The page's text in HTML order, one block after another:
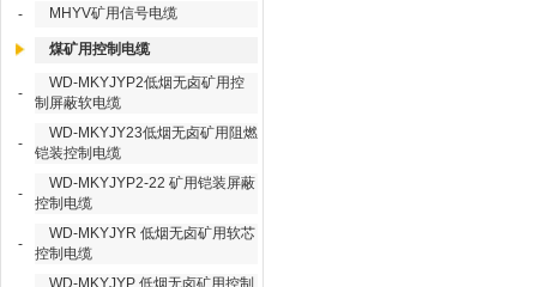
- MHYV矿用信号电缆
煤矿用控制电缆
-
WD-MKYJYP2低烟无卤矿用控
制屏蔽软电缆
-
WD-MKYJY23低烟无卤矿用阻燃
铠装控制电缆
-
WD-MKYJYP2-22 矿用铠装屏蔽
控制电缆
-
WD-MKYJYR 低烟无卤矿用软芯
控制电缆
WD-MKYJYP 低烟无卤矿用控制